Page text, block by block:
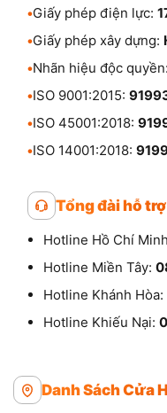
•Giấy phép điện lực:
•Giấy phép xây dựng:
•Nhãn hiệu độc quyền:
•ISO 9001:2015:
•ISO 45001:2018:
•ISO 14001:2018:
Tổng đài hỗ
Hotline Hồ Chí
Hotline Miền Tây:
Hotline Khánh Hòa:
Hotline Khiếu Nại:
Danh Sách Cửa